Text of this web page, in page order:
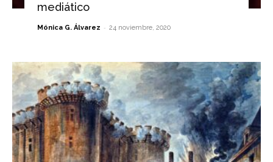
mediático
Mónica G. Álvarez - 24 noviembre, 2020